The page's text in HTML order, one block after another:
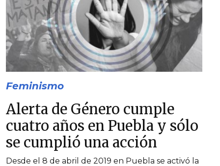
Feminismo
Alerta de Género cumple
cuatro años en Puebla y sólo
se cumplió una acción
Desde el 8 de abril de 2019 en Puebla se activó la